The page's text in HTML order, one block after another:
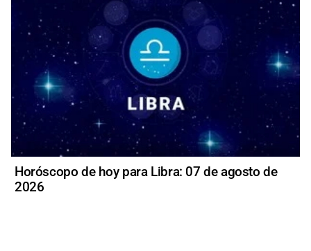
Horóscopo de hoy para Libra: 07 de agosto de
2026